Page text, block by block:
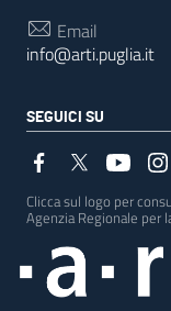
Email
info@arti.puglia.it
SEGUICI SU
Clicca sul logo per
Agenzia Regionale per